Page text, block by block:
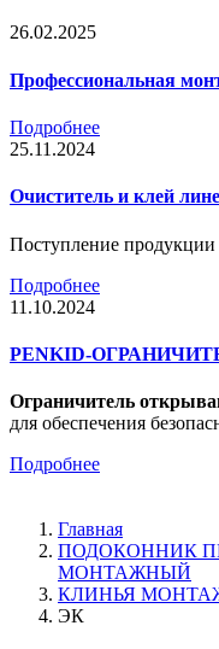
26.02.2025
Профессиональная
Подробнее
25.11.2024
Очиститель и клей
Поступление продукции
Подробнее
11.10.2024
PENKID-
Ограничитель
для обеспечения
Подробнее
Главная
ПОДОКОННИК
МОНТАЖНЫЙ
КЛИНЬЯ
ЭК